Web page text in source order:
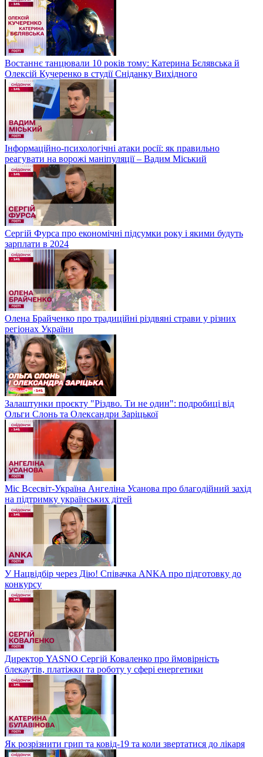
Востаннє танцювали 10 років тому: Катерина Бєлявська й
Олексій Кучеренко в студії Сніданку Вихідного
Інформаційно-психологічні атаки росії: як правильно
реагувати на ворожі маніпуляції – Вадим Міський
Сергій Фурса про економічні підсумки року і якими будуть
зарплати в 2024
Олена Брайченко про традиційні різдвяні страви у різних
регіонах України
Залаштунки проєкту "Різдво. Ти не один": подробиці від
Ольги Слонь та Олександри Заріцької
Міс Всесвіт-Україна Ангеліна Усанова про благодійний захід
на підтримку українських дітей
У Нацвідбір через Дію! Співачка ANKA про підготовку до
конкурсу
Директор YASNO Сергій Коваленко про ймовірність
блекаутів, платіжки та роботу у сфері енергетики
Як розрізнити грип та ковід-19 та коли звертатися до лікаря